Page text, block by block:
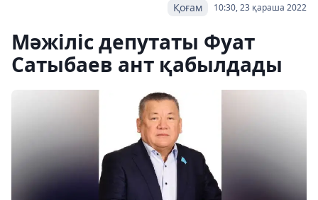
10:30, 23 қараша 2022
Қоғам
Мәжіліс депутаты Фуат
Сатыбаев ант қабылдады